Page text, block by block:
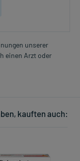
unserer
einen Arzt oder
kauften auch: